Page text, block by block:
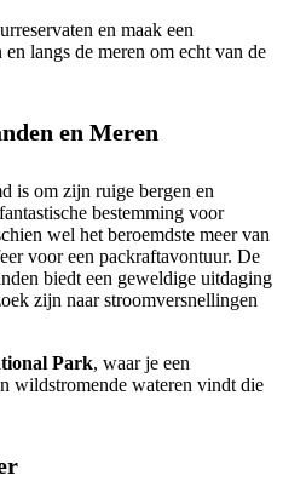
en maak een
langs de meren om echt van de
en Meren
is om zijn ruige bergen en
bestemming voor
wel het beroemdste meer van
voor een packraftavontuur. De
biedt een geweldige uitdaging
zijn naar stroomversnellingen
Park, waar je een
wildstromende wateren vindt die